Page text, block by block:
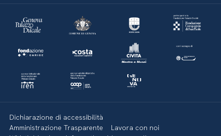
Dichiarazione di accessibilità
Amministrazione Trasparente
Lavora con noi